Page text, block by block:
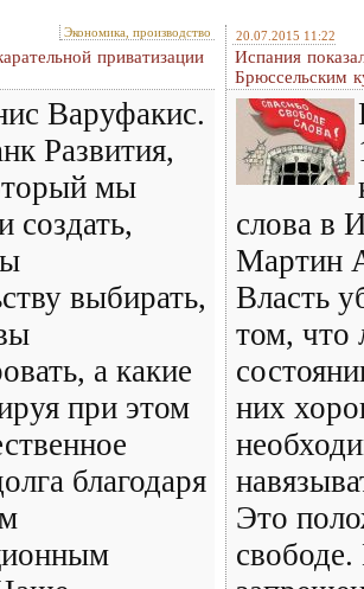
Экономика, производство
приватизации
Варуфакис.
Развития,
мы
создать,
выбирать,
а какие
при этом
благодаря
20.07.2015 11:22
Испания
Брюссельским
слова в
Мартин
Власть
том, что
них
Это